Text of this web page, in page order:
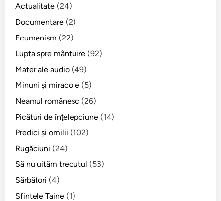
Actualitate (24)
Documentare (2)
Ecumenism (22)
Lupta spre mântuire (92)
Materiale audio (49)
Minuni şi miracole (5)
Neamul românesc (26)
Picături de înţelepciune (14)
Predici şi omilii (102)
Rugăciuni (24)
Să nu uităm trecutul (53)
Sărbători (4)
Sfintele Taine (1)